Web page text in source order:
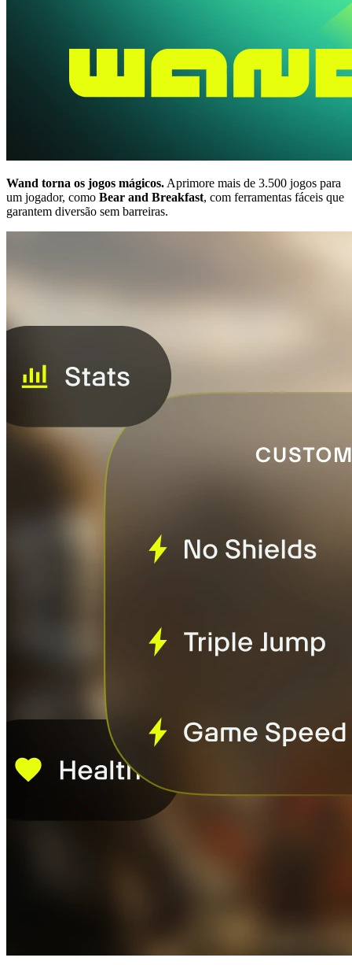
Wand torna os jogos mágicos. Aprimore mais de 3.500 jogos para
um jogador, como Bear and Breakfast, com ferramentas fáceis que
garantem diversão sem barreiras.